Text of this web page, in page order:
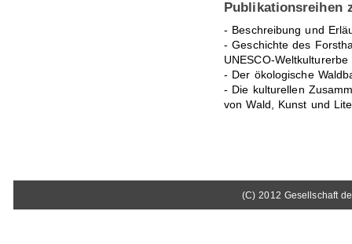
Publikationsreihen
- Beschreibung und
- Geschichte des
UNESCO-
- Der ökologische
- Die kulturellen
von Wald, Kunst und
(C) 2012 Gesellschaft